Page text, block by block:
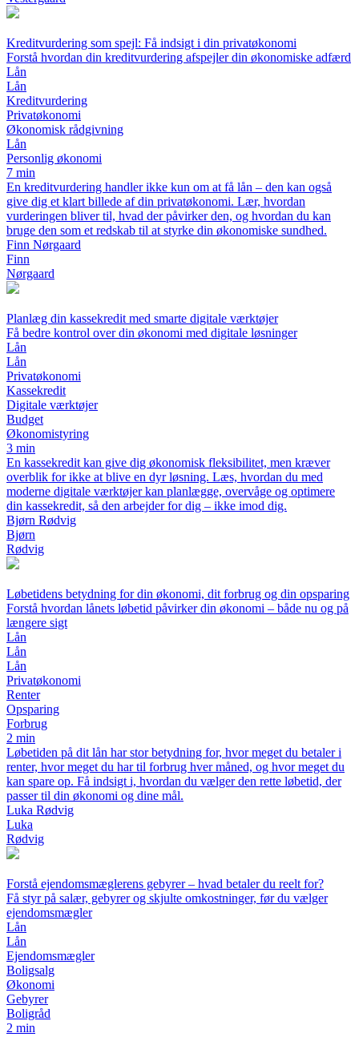
Kreditvurdering som spejl: Få indsigt i din privatøkonomi
Forstå hvordan din kreditvurdering afspejler din økonomiske adfærd
Lån
Lån
Kreditvurdering
Privatøkonomi
Økonomisk rådgivning
Lån
Personlig økonomi
7 min
En kreditvurdering handler ikke kun om at få lån – den kan også
give dig et klart billede af din privatøkonomi. Lær, hvordan
vurderingen bliver til, hvad der påvirker den, og hvordan du kan
bruge den som et redskab til at styrke din økonomiske sundhed.
Finn Nørgaard
Finn
Nørgaard
Planlæg din kassekredit med smarte digitale værktøjer
Få bedre kontrol over din økonomi med digitale løsninger
Lån
Lån
Privatøkonomi
Kassekredit
Digitale værktøjer
Budget
Økonomistyring
3 min
En kassekredit kan give dig økonomisk fleksibilitet, men kræver
overblik for ikke at blive en dyr løsning. Læs, hvordan du med
moderne digitale værktøjer kan planlægge, overvåge og optimere
din kassekredit, så den arbejder for dig – ikke imod dig.
Bjørn Rødvig
Bjørn
Rødvig
Løbetidens betydning for din økonomi, dit forbrug og din opsparing
Forstå hvordan lånets løbetid påvirker din økonomi – både nu og på
længere sigt
Lån
Lån
Lån
Privatøkonomi
Renter
Opsparing
Forbrug
2 min
Løbetiden på dit lån har stor betydning for, hvor meget du betaler i
renter, hvor meget du har til forbrug hver måned, og hvor meget du
kan spare op. Få indsigt i, hvordan du vælger den rette løbetid, der
passer til din økonomi og dine mål.
Luka Rødvig
Luka
Rødvig
Forstå ejendomsmæglerens gebyrer – hvad betaler du reelt for?
Få styr på salær, gebyrer og skjulte omkostninger, før du vælger
ejendomsmægler
Lån
Lån
Ejendomsmægler
Boligsalg
Økonomi
Gebyrer
Boligråd
2 min